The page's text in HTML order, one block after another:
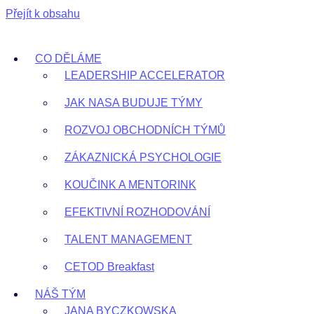
Přejít k obsahu
CO DĚLÁME
LEADERSHIP ACCELERATOR
JAK NASA BUDUJE TÝMY
ROZVOJ OBCHODNÍCH TÝMŮ
ZÁKAZNICKÁ PSYCHOLOGIE
KOUČINK A MENTORINK
EFEKTIVNÍ ROZHODOVÁNÍ
TALENT MANAGEMENT
CETOD Breakfast
NÁŠ TÝM
JANA BYCZKOWSKA